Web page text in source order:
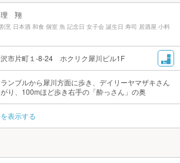
理 翔
烹 日本酒 和食 個室 魚 記念日 女子会 誕生日 寿司 居酒屋 小料
市片町１-8-24 ホクリク犀川ビル1F
ンブルから犀川方面に歩き、デイリーヤマザキさん
り、100mほど歩き右手の「酔っさん」の奥
表示する